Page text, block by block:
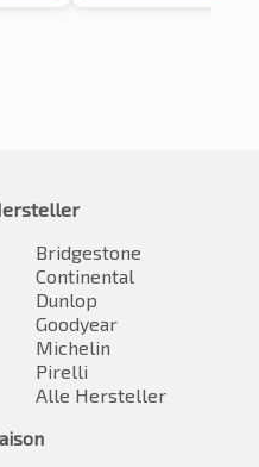
Bridgestone
Continental
Dunlop
Goodyear
Michelin
Pirelli
Alle Hersteller